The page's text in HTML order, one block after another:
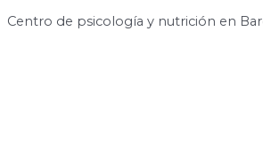
Centro de psicología y nutrición en